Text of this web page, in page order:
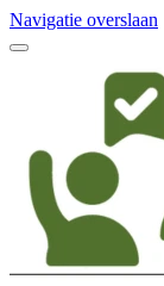
Navigatie overslaan